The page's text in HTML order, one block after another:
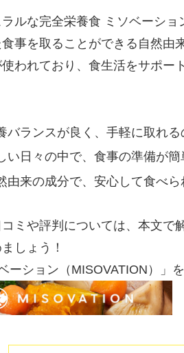
ラルな完全栄養食 ミソベーシ
事を取ることができる自然由
われており、食生活をサポー
バランスが良く、手軽に取れる
い日々の中で、食事の準備が簡
由来の成分で、安心して食べら
ミや評判については、本文で
しょう！
ーション（MISOVATION）」